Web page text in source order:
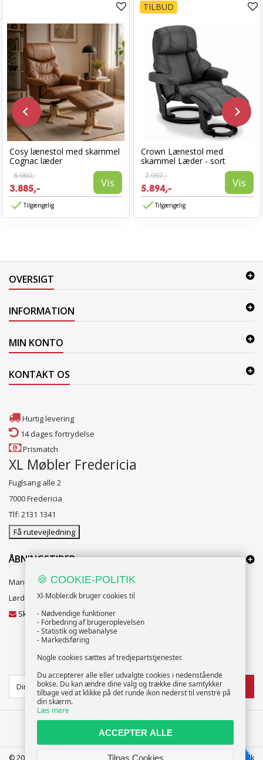
Cosy lænestol med skammel
Cognac læder
6.960,-
3.885,- Vis
Tilgængelig
TILBUD
Crown Lænestol med
skammel Læder - sort
7.997,-
5.894,- Vis
Tilgængelig
OVERSIGT
INFORMATION
MIN KONTO
KONTAKT OS
Hurtig levering
14 dages fortrydelse
Prismatch
XL Møbler Fredericia
Fuglsang alle 2
7000 Fredericia
Tlf: 2131 1341
Få rutevejledning
ÅBNINGSTIDER:
Mandag til Fredag 10:00 til 18:00
Lørdag og Søndag 10:00 til 16:00
Skriv til vores kundeservice
NYHEDSBREV
TILMELD
🍪 COOKIE-POLITIK
Xl-Mobler.dk bruger cookies til
- Nødvendige funktioner
- Forbedring af brugeroplevelsen
- Statistik og webanalyse
- Markedsføring
Nogle cookies sættes af tredjepartstjenester.
Du accepterer alle eller udvalgte cookies i nedenstående
bokse. Du kan ændre dine valg og trække dine samtykker
tilbage ved at klikke på det runde ikon nederst til venstre på
din skærm.
Læs mere
ACCEPTER ALLE
Tilpas Cookies